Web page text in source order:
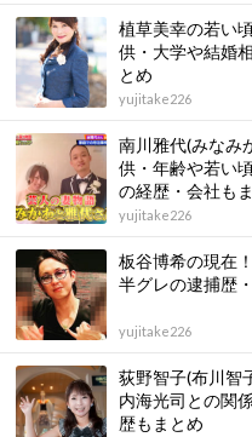
植草美幸の若い
供・大学や結婚
とめ
yujitake226
南川雅代(みなみ
供・年齢や若い
の経歴・会社も
yujitake226
板谷博希の現在
半グレの逮捕歴
yujitake226
荻野智子(布川智
内海光司との関
歴もまとめ